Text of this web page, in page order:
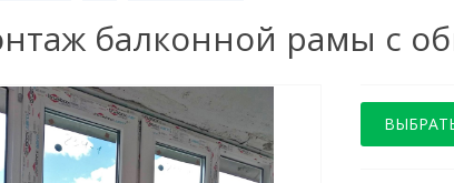
балконной рамы с